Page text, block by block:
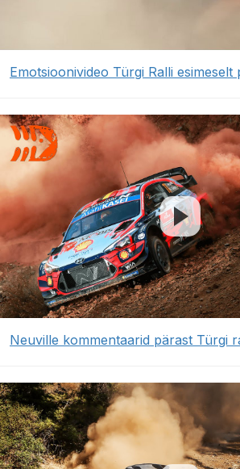
Emotsioonivideo Türgi Ralli esimeselt
Neuville kommentaarid pärast Türgi